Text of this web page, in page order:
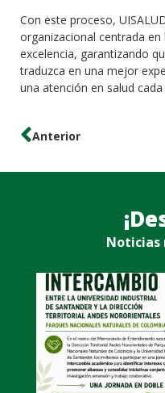
Con este proceso,
organizacional centrada
excelencia, garantizando
traduzca en una mejor
una atención en salud
Anterior
Noticias